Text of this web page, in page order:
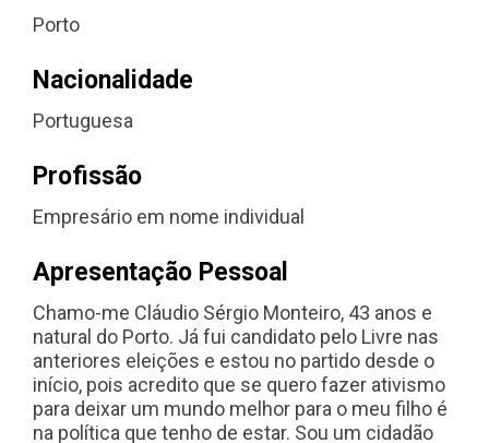
Porto
Nacionalidade
Portuguesa
Profissão
Empresário em nome individual
Apresentação Pessoal
Chamo-me Cláudio Sérgio Monteiro, 43 anos e
natural do Porto. Já fui candidato pelo Livre nas
anteriores eleições e estou no partido desde o
início, pois acredito que se quero fazer ativismo
para deixar um mundo melhor para o meu filho é
na política que tenho de estar. Sou um cidadão